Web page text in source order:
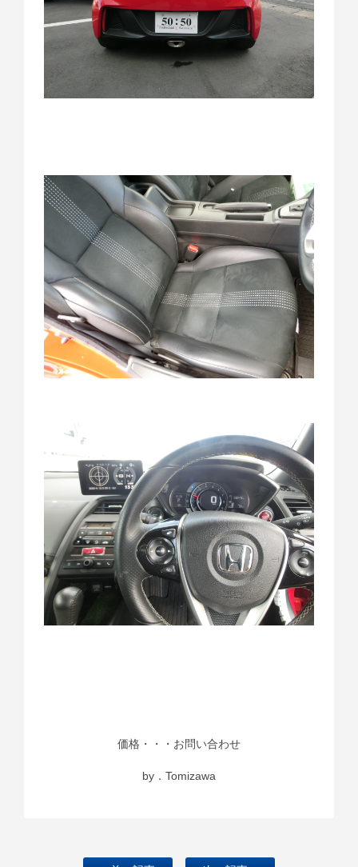
価格・・・お問い合わせ
by．Tomizawa